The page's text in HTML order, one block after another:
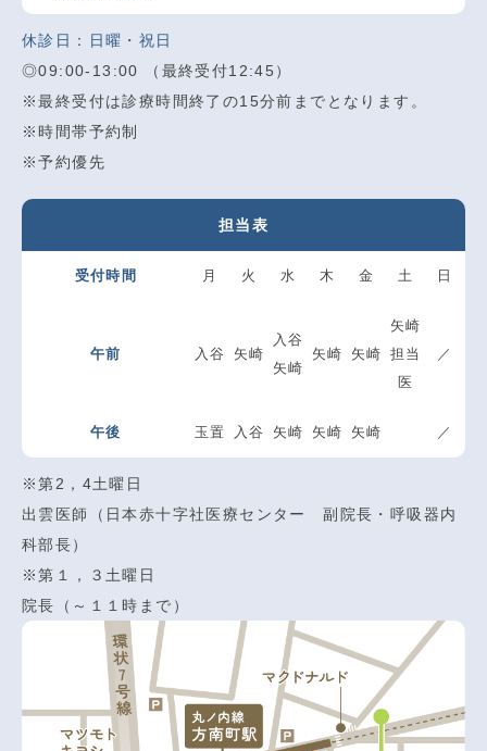
休診日：日曜・祝日
◎09:00-13:00 （最終受付12:45）
※最終受付は診療時間終了の15分前までとなります。
※時間帯予約制
※予約優先
担当表
受付時間 月 火 水 木 金 土 日
午前 入谷 矢崎
入谷
矢崎
矢崎 矢崎
矢崎
担当
医
／
午後 玉置 入谷 矢崎 矢崎 矢崎 ／
※第2，4土曜日
出雲医師（日本赤十字社医療センター 副院長・呼吸器内
科部長）
※第１，３土曜日
院長（～１１時まで）